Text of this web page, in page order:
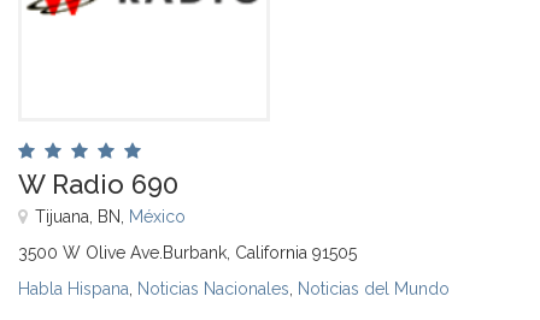
W Radio 690
Tijuana, BN, México
3500 W Olive Ave.Burbank, California 91505
Habla Hispana Noticias Nacionales Noticias del Mundo